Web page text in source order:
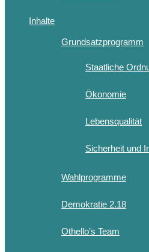
Inhalte
Grundsatzprogramm
Staatliche
Ökonomie
Lebensqualität
Sicherheit und
Wahlprogramme
Demokratie 2.18
Othello’s Team